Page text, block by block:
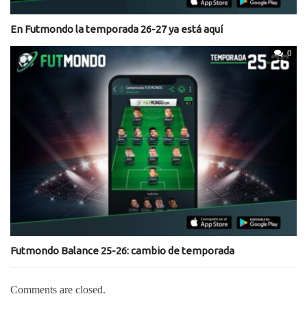
En Futmondo la temporada 26-27 ya está aquí
0
Futmondo Balance 25-26: cambio de temporada
Comments are closed.